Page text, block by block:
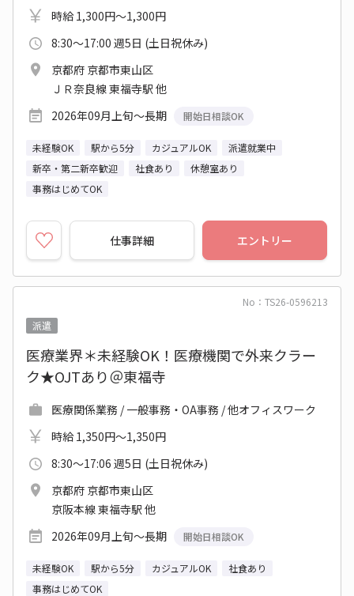
時給 1,300円～1,300円
8:30～17:00 週5日 (土日祝休み)
京都府 京都市東山区
ＪＲ奈良線 東福寺駅 他
2026年09月上旬～長期
開始日相談OK
未経験OK 駅から5分 カジュアルOK
派遣就業中
新卒・第二新卒歓迎
社食あり
休憩室あり
事務はじめてOK
仕事詳細 エントリー
No：TS26-0596213
派遣
医療業界＊未経験OK！医療機関で外来クラー
ク★OJTあり＠東福寺
医療関係業務 / 一般事務・OA事務 / 他オフィスワーク
時給 1,350円～1,350円
8:30～17:06 週5日 (土日祝休み)
京都府 京都市東山区
京阪本線 東福寺駅 他
2026年09月上旬～長期
開始日相談OK
未経験OK 駅から5分 カジュアルOK
社食あり
事務はじめてOK